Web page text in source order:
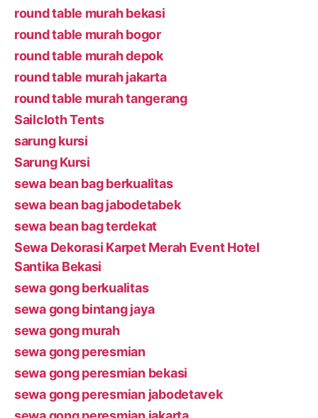
round table murah bekasi
round table murah bogor
round table murah depok
round table murah jakarta
round table murah tangerang
Sailcloth Tents
sarung kursi
Sarung Kursi
sewa bean bag berkualitas
sewa bean bag jabodetabek
sewa bean bag terdekat
Sewa Dekorasi Karpet Merah Event Hotel
Santika Bekasi
sewa gong berkualitas
sewa gong bintang jaya
sewa gong murah
sewa gong peresmian
sewa gong peresmian bekasi
sewa gong peresmian jabodetavek